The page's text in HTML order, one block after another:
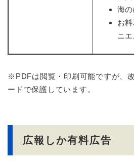
海
お
ニエ
※PDFは閲覧・印刷可能ですが、
ードで保護しています。
広報しか有料広告